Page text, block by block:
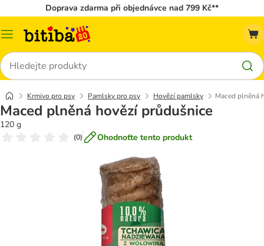
Doprava zdarma při objednávce nad 799 Kč**
Kategorie
Hledat
Krmivo pro psy Pamlsky pro psy Hovězí pamlsky Maced plněná
Maced plněná hovězí průdušnice
120 g
(0) Ohodnoťte tento produkt